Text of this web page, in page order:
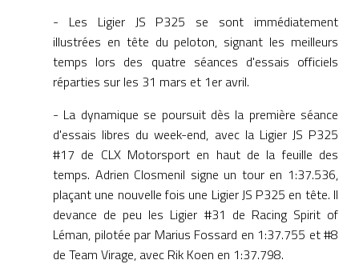
- Les Ligier JS P325 se sont immédiatement
illustrées en tête du peloton, signant les meilleurs
temps lors des quatre séances d'essais officiels
réparties sur les 31 mars et 1er avril.
- La dynamique se poursuit dès la première séance
d'essais libres du week-end, avec la Ligier JS P325
#17 de CLX Motorsport en haut de la feuille des
temps. Adrien Closmenil signe un tour en 1:37.536,
plaçant une nouvelle fois une Ligier JS P325 en tête. Il
devance de peu les Ligier #31 de Racing Spirit of
Léman, pilotée par Marius Fossard en 1:37.755 et #8
de Team Virage, avec Rik Koen en 1:37.798.